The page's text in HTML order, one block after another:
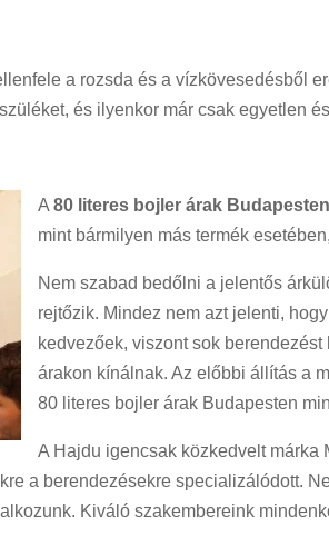
a rozsda és a vízkövesedésből
és ilyenkor már csak egyetlen
A80 literes bojler árak Budapesten
mint bármilyen más termék
Nem szabad bedőlni a jelentős
rejtőzik. Mindez nem azt jelenti,
kedvezőek, viszont sok
árakon kínálnak. Az előbbi állítás a
80 literes bojler árak Budapesten
A Hajdu igencsak közkedvelt márka
a berendezésekre specializálódott.
Kiváló szakembereink